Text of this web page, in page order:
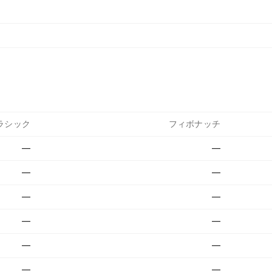
シック フィボナッチ
— —
— —
— —
— —
— —
— —